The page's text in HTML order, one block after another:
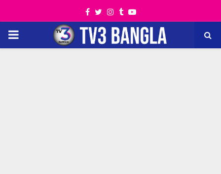
Facebook
TwitterInstagram
TumblrYoutube
PRIMARY